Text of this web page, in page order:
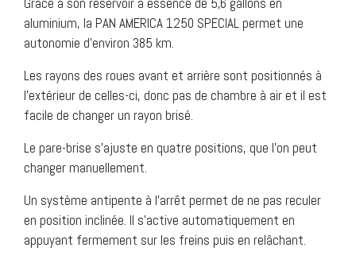
aluminium, la PAN AMERICA 1250 SPECIAL permet une
autonomie d’environ 385 km.
Les rayons des roues avant et arrière sont positionnés à
l’extérieur de celles-ci, donc pas de chambre à air et il est
facile de changer un rayon brisé.
Le pare-brise s’ajuste en quatre positions, que l’on peut
changer manuellement.
Un système antipente à l’arrêt permet de ne pas reculer
en position inclinée. Il s’active automatiquement en
appuyant fermement sur les freins puis en relâchant.